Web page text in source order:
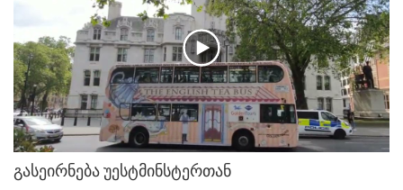
გასეირნება უესტმინსტერთან